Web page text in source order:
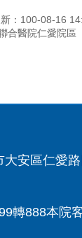
：100-08-16
合醫院仁愛院區
安區仁愛路
轉888本院